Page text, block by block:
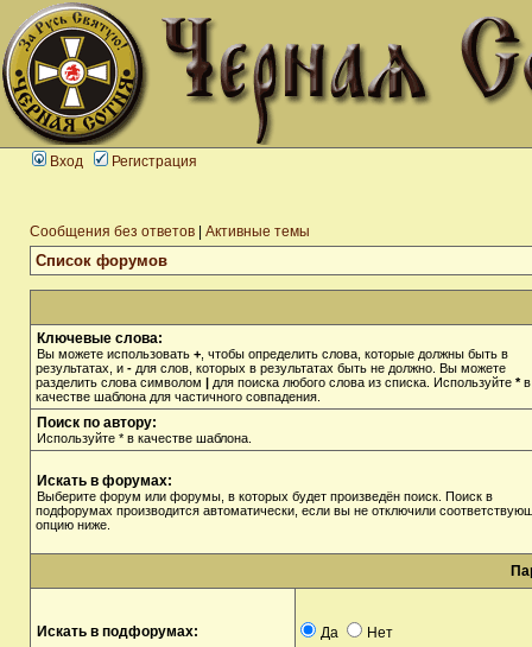
Вход Регистрация
Сообщения без ответов Активные темы
Список форумов
Ключевые слова:
Вы можете использовать + , чтобы определить слова, которые должны быть в
результатах, и - для слов, которых в результатах быть не должно. Вы можете
разделить слова символом | для поиска любого слова из списка. Используйте *в
качестве шаблона для частичного совпадения.
Поиск по автору:
Используйте * в качестве шаблона.
Искать в форумах:
Выберите форум или форумы, в которых будет произведён поиск. Поиск в
подфорумах производится автоматически, если вы не отключили
опцию ниже.
Искать в подфорумах: Да Нет